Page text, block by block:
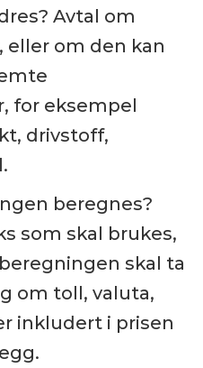
Avtal om
eller om den kan
for eksempel
drivstoff,
beregnes?
som skal brukes,
skal ta
om toll, valuta,
inkludert i prisen